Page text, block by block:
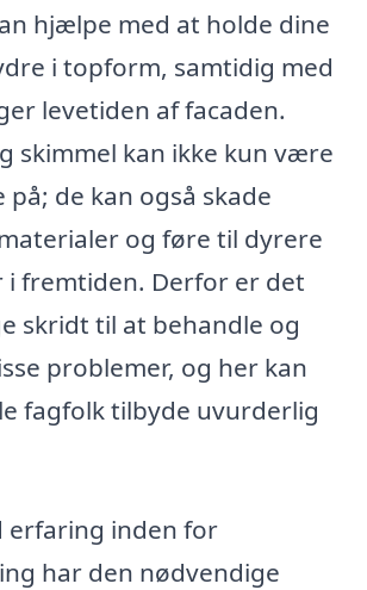
hjælpe med at holde dine
i topform, samtidig med
levetiden af facaden.
skimmel kan ikke kun være
på; de kan også skade
og føre til dyrere
fremtiden. Derfor er det
skridt til at behandle og
problemer, og her kan
fagfolk tilbyde uvurderlig
erfaring inden for
har den nødvendige